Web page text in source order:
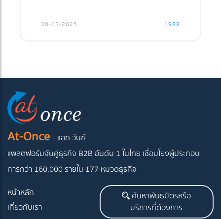
30-05-2025 1988
At-Once - แอท วันซ์
แพลตฟอร์มจับคู่ธุรกิจ B2B อันดับ 1 ในไทย เชื่อมโยงผู้ประกอบ
การกว่า 160,000 รายใน 177 หมวดธุรกิจ
หน้าหลัก
เกี่ยวกับเรา
ค้นหาพันธมิตรหรือ
บริการที่ต้องการ